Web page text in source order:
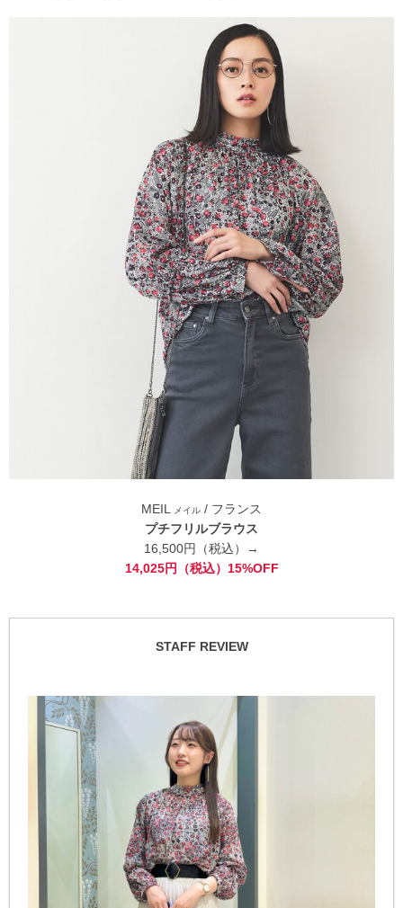
MEIL メイル / フランス
プチフリルブラウス
16,500円（税込）→
14,025円（税込）15%OFF
STAFF REVIEW